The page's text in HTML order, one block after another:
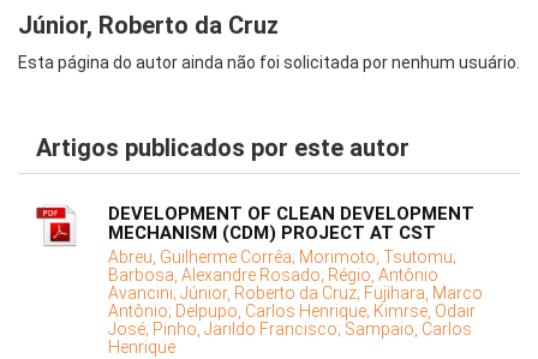
Júnior, Roberto da Cruz
Esta página do autor ainda não foi solicitada por nenhum usuário.
Artigos publicados por este autor
DEVELOPMENT OF CLEAN DEVELOPMENT
MECHANISM (CDM) PROJECT AT CST
Abreu, Guilherme Corrêa; Morimoto, Tsutomu;
Barbosa, Alexandre Rosado; Régio, Antônio
Avancini; Júnior, Roberto da Cruz; Fujihara, Marco
Antônio; Delpupo, Carlos Henrique; Kimrse, Odair
José; Pinho, Jarildo Francisco; Sampaio, Carlos
Henrique